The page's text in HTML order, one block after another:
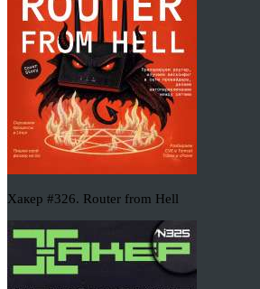
Хакер #326. Router from Hell